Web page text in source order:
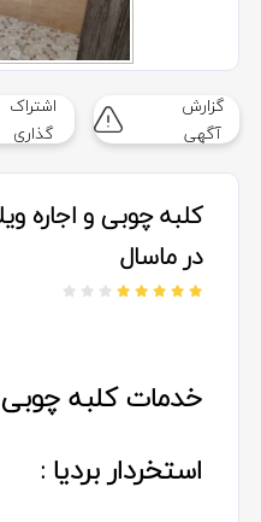
گزارش
آگهی
اشتراک
گذاری
کلبه چوبی و اجاره
در ماسال
خدمات کلبه چوبی
استخردار بردیا :